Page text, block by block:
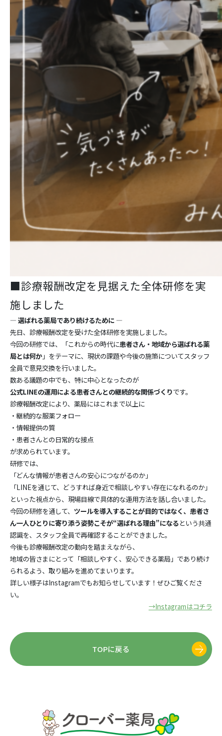
■診療報酬改定を見据えた全体研修を実
施しました
― 選ばれる薬局であり続けるために ―
先日、診療報酬改定を受けた全体研修を実施しました。
今回の研修では、「これからの時代に患者さん・地域から選ばれる薬
局とは何か 」をテーマに、現状の課題や今後の施策についてスタッフ
全員で意見交換を行いました。
数ある議題の中でも、特に中心となったのが
公式LINEの運用による患者さんとの継続的な関係づくりです。
診療報酬改定により、薬局にはこれまで以上に
・継続的な服薬フォロー
・情報提供の質
・患者さんとの日常的な接点
が求められています。
研修では、
「どんな情報が患者さんの安心につながるのか」
「LINEを通じて、どうすれば身近で相談しやすい存在になれるのか」
といった視点から、現場目線で具体的な運用方法を話し合いました。
今回の研修を通して、 ツールを導入することが目的ではなく、患者さ
ん一人ひとりに寄り添う姿勢こそが“選ばれる理由”になる という共通
認識を、スタッフ全員で再確認することができました。
今後も診療報酬改定の動向を踏まえながら、
地域の皆さまにとって「相談しやすく、安心できる薬局」であり続け
られるよう、取り組みを進めてまいります。
詳しい様子はInstagramでもお知らせしています！ぜひご覧くださ
い。
→Instagramはコチラ
TOPに戻る